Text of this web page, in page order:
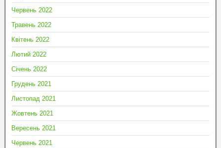
Червень 2022
Травень 2022
Квітень 2022
Лютий 2022
Січень 2022
Грудень 2021
Листопад 2021
Жовтень 2021
Вересень 2021
Червень 2021